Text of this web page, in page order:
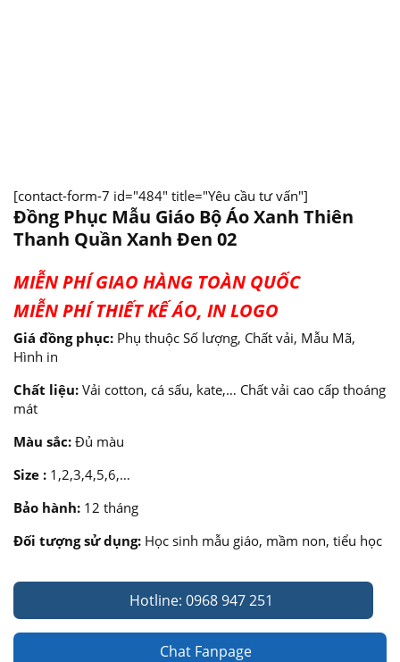
[contact-form-7 id="484" title="Yêu cầu tư vấn"]
Đồng Phục Mẫu Giáo Bộ Áo Xanh Thiên
Thanh Quần Xanh Đen 02
MIỄN PHÍ GIAO HÀNG TOÀN QUỐC
MIỄN PHÍ THIẾT KẾ ÁO, IN LOGO
Giá đồng phục: Phụ thuộc Số lượng, Chất vải, Mẫu Mã,
Hình in
Chất liệu: Vải cotton, cá sấu, kate,… Chất vải cao cấp thoáng
mát
Màu sắc: Đủ màu
Size : 1,2,3,4,5,6,…
Bảo hành: 12 tháng
Đối tượng sử dụng: Học sinh mẫu giáo, mầm non, tiểu học
Hotline: 0968 947 251
Chat Fanpage